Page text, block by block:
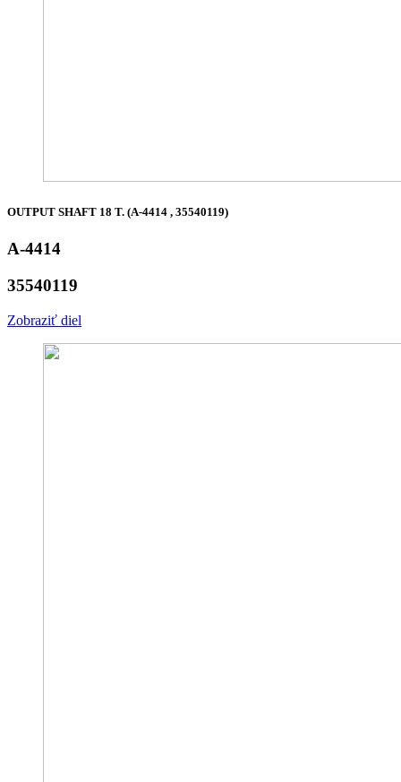
OUTPUT SHAFT 18 T. (A-4414 , 35540119)
A-4414
35540119
Zobraziť diel